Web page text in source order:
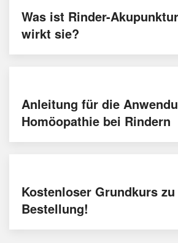
Was ist Rinder-
wirkt sie?
Anleitung für die
Homöopathie bei Rindern
Kostenloser Grundkurs
Bestellung!